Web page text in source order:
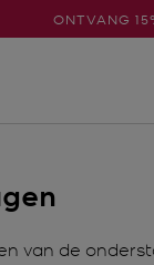
ONTVANG
van de